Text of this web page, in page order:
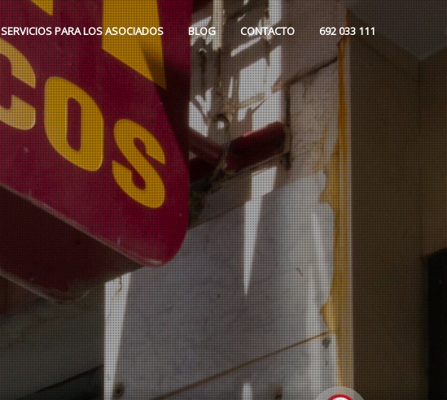
SERVICIOS PARA LOS ASOCIADOS BLOG CONTACTO 692 033 111